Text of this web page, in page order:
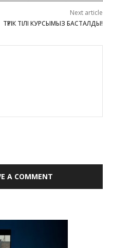
Next article
ТҮРІК ТІЛІ КУРСЫМЫЗ БАСТАЛДЫ!
A COMMENT